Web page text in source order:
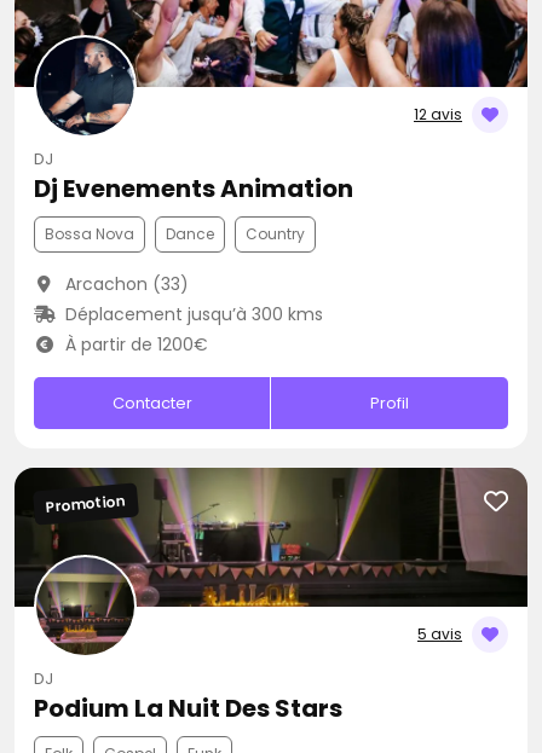
12 avis
DJ
Dj Evenements Animation
Bossa Nova Dance Country
Arcachon (33)
Déplacement jusqu’à 300 kms
À partir de 1200€
Contacter Profil
5 avis
Promotion
DJ
Podium La Nuit Des Stars